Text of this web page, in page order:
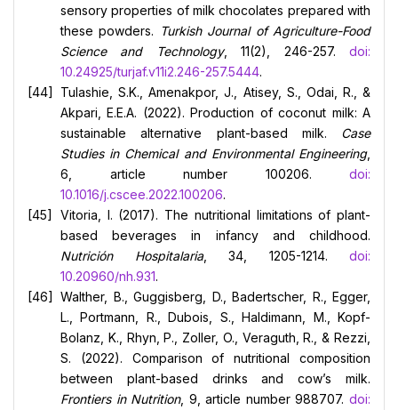
sensory properties of milk chocolates prepared with
these powders.
Turkish Journal of Agriculture-Food
Science and Technology, 11(2), 246-257.doi:
10.24925/turjaf.v11i2.246-257.5444.
Tulashie, S.K., Amenakpor, J., Atisey, S., Odai, R., &
Akpari, E.E.A. (2022). Production of coconut milk: A
sustainable alternative plant-based milk. Case
Studies in Chemical and Environmental Engineering,
6, article number 100206. doi:
10.1016/j.cscee.2022.100206.
Vitoria, I. (2017). The nutritional limitations of plant-
based beverages in infancy and childhood.
Nutrición Hospitalaria, 34, 1205-1214. doi:
10.20960/nh.931.
Walther, B., Guggisberg, D., Badertscher, R., Egger,
L., Portmann, R., Dubois, S., Haldimann, M., Kopf-
Bolanz, K., Rhyn, P., Zoller, O., Veraguth, R., & Rezzi,
S. (2022). Comparison of nutritional composition
between plant-based drinks and cow’s milk.
Frontiers in Nutrition, 9, article number 988707.doi: